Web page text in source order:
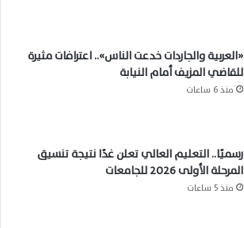
«العربية والجاردات خدعت الناس».. اعترافات مثيرة
للقاضي المزيف أمام النيابة
منذ 6 ساعات
رسميًا.. التعليم العالي تعلن غدًا نتيجة تنسيق
المرحلة الأولى 2026 للجامعات
منذ 5 ساعات